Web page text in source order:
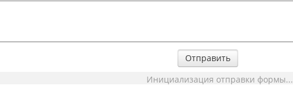
Отправить
Инициализация отправки формы...